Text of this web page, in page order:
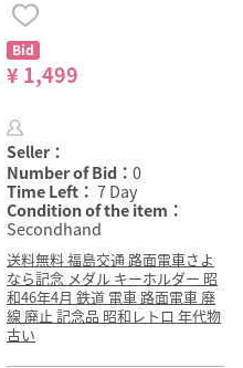
Bid
¥ 1,499
Seller：
Number of Bid： 0
Time Left： 7 Day
Condition of the item：
Secondhand
送料無料 福島交通 路面電車さよ
なら記念 メダル キーホルダー 昭
和46年4月 鉄道 電車 路面電車 廃
線 廃止 記念品 昭和レトロ 年代物
古い